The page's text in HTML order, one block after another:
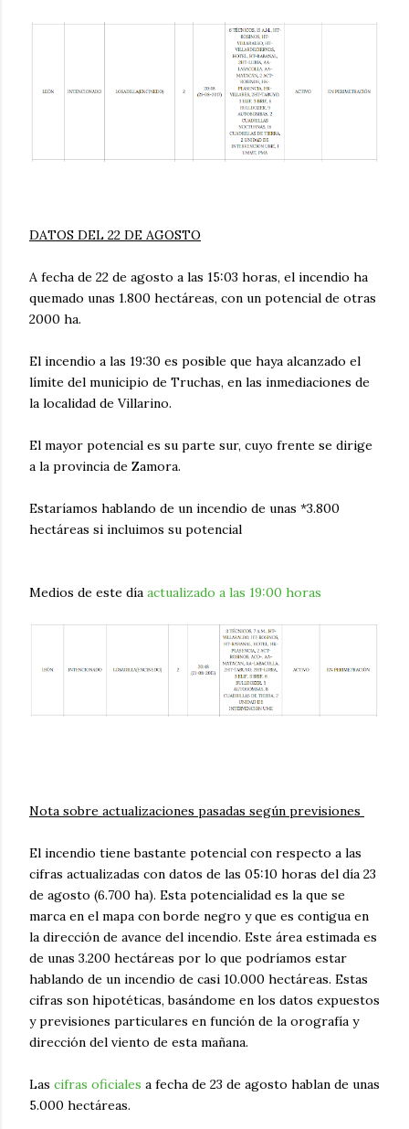
DATOS DEL 22 DE AGOSTO
A fecha de 22 de agosto a las 15:03 horas, el incendio ha
quemado unas 1.800 hectáreas, con un potencial de otras
2000 ha.
El incendio a las 19:30 es posible que haya alcanzado el
límite del municipio de Truchas, en las inmediaciones de
la localidad de Villarino.
El mayor potencial es su parte sur, cuyo frente se dirige
a la provincia de Zamora.
Estaríamos hablando de un incendio de unas *3.800
hectáreas si incluimos su potencial
Medios de este día actualizado a las 19:00 horas
Nota sobre actualizaciones pasadas según previsiones
El incendio tiene bastante potencial con respecto a las
cifras actualizadas con datos de las 05:10 horas del día 23
de agosto (6.700 ha). Esta potencialidad es la que se
marca en el mapa con borde negro y que es contigua en
la dirección de avance del incendio. Este área estimada es
de unas 3.200 hectáreas por lo que podríamos estar
hablando de un incendio de casi 10.000 hectáreas. Estas
cifras son hipotéticas, basándome en los datos expuestos
y previsiones particulares en función de la orografía y
dirección del viento de esta mañana.
Las cifras oficiales a fecha de 23 de agosto hablan de unas
5.000 hectáreas.